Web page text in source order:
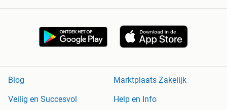
Blog
Marktplaats Zakelijk
Veilig en Succesvol
Help en Info